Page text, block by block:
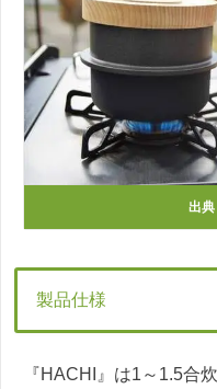
出典
製品仕様
『HACHI』は1～1.5合